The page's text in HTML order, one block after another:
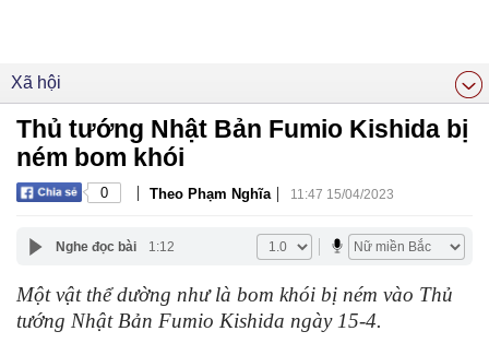
Xã hội
Thủ tướng Nhật Bản Fumio Kishida bị
ném bom khói
0 | Theo Phạm Nghĩa | 11:47 15/04/2023
Nghe đọc bài 1:12
Một vật thể dường như là bom khói bị ném vào Thủ
tướng Nhật Bản Fumio Kishida ngày 15-4.